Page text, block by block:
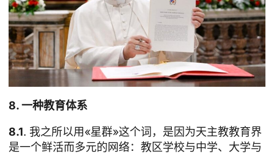
8. 一种教育体系
8.1. 我之所以用«星群»这个词，是因为天主教教育界
是一个鲜活而多元的网络：教区学校与中学、大学与